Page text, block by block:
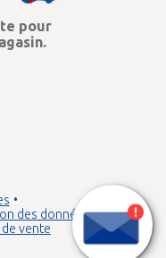
pour
des données
vente